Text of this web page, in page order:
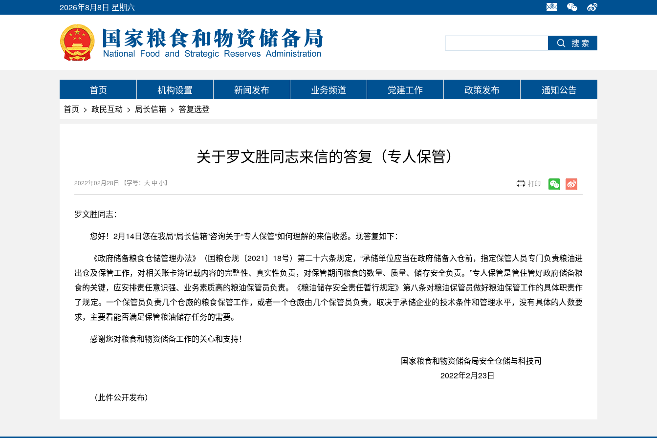
2026年8月8日 星期六
首页 机构设置 新闻发布 业务频道 党建工作 政策发布 通知公告
首页 > 政民互动 > 局长信箱 > 答复选登
关于罗文胜同志来信的答复（专人保管）
2022年02月28日 【字号： 大 中 小】
罗文胜同志：
您好！2月14日您在我局“局长信箱”咨询关于“专人保管”如何理解的来信收悉。现答复如下：
《政府储备粮食仓储管理办法》（国粮仓规〔2021〕18号）第二十六条规定，“承储单位应当在政府储备入仓前，指定保管人员专门负责粮油进
出仓及保管工作，对相关账卡簿记载内容的完整性、真实性负责，对保管期间粮食的数量、质量、储存安全负责。”专人保管是管住管好政府储备粮
食的关键，应安排责任意识强、业务素质高的粮油保管员负责。《粮油储存安全责任暂行规定》第八条对粮油保管员做好粮油保管工作的具体职责作
了规定。一个保管员负责几个仓廒的粮食保管工作，或者一个仓廒由几个保管员负责，取决于承储企业的技术条件和管理水平，没有具体的人数要
求，主要看能否满足保管粮油储存任务的需要。
感谢您对粮食和物资储备工作的关心和支持！
国家粮食和物资储备局安全仓储与科技司
2022年2月23日
（此件公开发布）